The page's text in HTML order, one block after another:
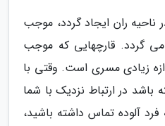
ناحیه ران ایجاد گردد، موجب
گردد. قارچهایی که موجب
زیادی مسری است. وقتی با
در ارتباط نزدیک با شما
فرد آلوده تماس داشته باشید،